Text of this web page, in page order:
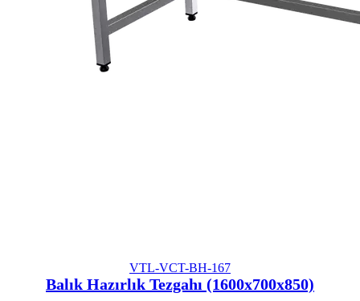
VTL-VCT-BH-167
Balık Hazırlık Tezgahı (1600x700x850)